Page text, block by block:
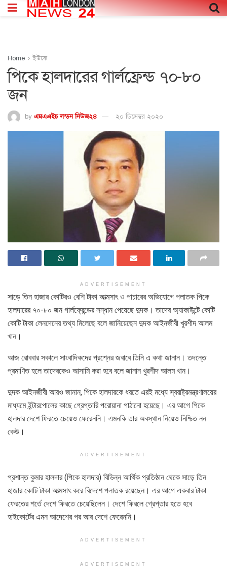
Home ইউকে
পিকে হালদারের গার্লফ্রেন্ড ৭০-৮০
জন
by এমএএইচ লন্ডন নিউজ২৪ ২০ ডিসেম্বর ২০২০
ADVERTISEMENT
সাড়ে তিন হাজার কোটিরও বেশি টাকা আত্মসাৎ ও পাচারের অভিযোগে পলাতক পিকে
হালদারের ৭০-৮০ জন গার্লফ্রেন্ডের সন্ধান পেয়েছে দুদক। তাদের অ্যাকাউন্টে কোটি
কোটি টাকা লেনদেনের তথ্য মিলেছে বলে জানিয়েছেন দুদক আইনজীবী খুরশীদ আলম
খান।
আজ রোববার সকালে সাংবাদিকদের প্রশ্নের জবাবে তিনি এ কথা জানান। তদন্তে
প্রমাণিত হলে তাদেরকেও আসামি করা হবে বলে জানান খুরশীদ আলম খান।
দুদক আইনজীবী আরও জানান, পিকে হালদারকে ধরতে এরই মধ্যে স্বরাষ্ট্রমন্ত্রণালয়ের
মাধ্যমে ইন্টারপোলের কাছে গ্রেপ্তারি পরোয়ানা পাঠানো হয়েছে। এর আগে পিকে
হালদার দেশে ফিরতে চেয়েও ফেরেননি। এমনকি তার অবস্থান নিয়েও নিশ্চিত নন
কেউ।
ADVERTISEMENT
প্রশান্ত কুমার হালদার (পিকে হালদার) বিভিন্ন আর্থিক প্রতিষ্ঠান থেকে সাড়ে তিন
হাজার কোটি টাকা আত্মসাৎ করে বিদেশে পলাতক রয়েছেন। এর আগে একবার টাকা
ফেরতের শর্তে দেশে ফিরতে চেয়েছিলেন। দেশে ফিরলে গ্রেপ্তার হতে হবে
হাইকোর্টের এমন আদেশের পর আর দেশে ফেরেননি।
ADVERTISEMENT
ADVERTISEMENT